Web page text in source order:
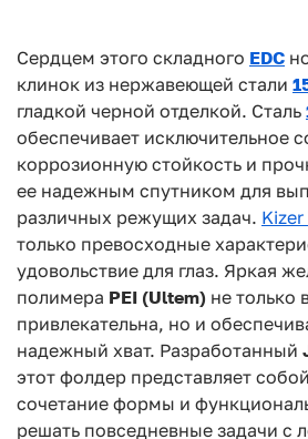
Сердцем этого складного EDC
клинок из нержавеющей стали
гладкой черной отделкой. Сталь
обеспечивает исключительное
коррозионную стойкость и
ее надежным спутником для
различных режущих задач.
только превосходные
удовольствие для глаз. Яркая
полимера PEI (Ultem) не только
привлекательна, но и
надежный хват. Разработанный
этот фолдер представляет
сочетание формы и
решать повседневные задачи с